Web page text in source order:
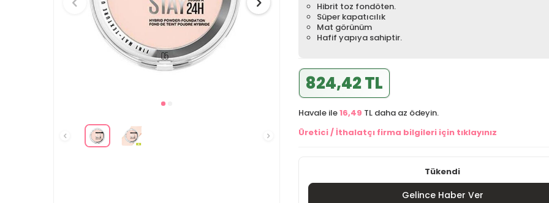
Hibrit toz fondöten.
Süper kapatıcılık
Mat görünüm
Hafif yapıya sahiptir.
824,42 TL
Havale ile16,49 TL daha az ödeyin.
Üretici / İthalatçı firma bilgileri için tıklayınız
Tükendi
Gelince Haber Ver